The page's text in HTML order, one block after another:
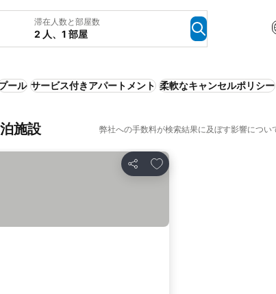
滞在人数と部屋数
2 人、1 部屋
ール サービス付きアパートメント 柔軟なキャンセルポリシー
施設 弊社への手数料が検索結果に及ぼす影響につい
シェア
お気に入りに追加